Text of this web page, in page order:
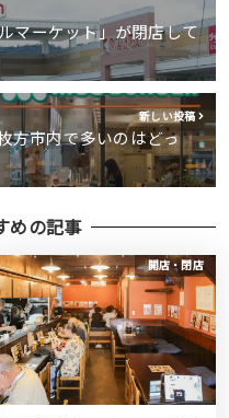
マーケット」が閉店して
新しい投稿
方市内で多いのはどっ
めの記事
開店・閉店